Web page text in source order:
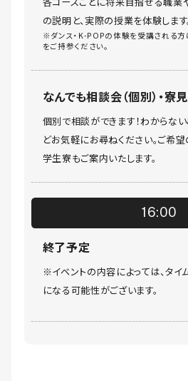
の説明と、実際の授業を体験します
※ダンス・K-POPの体験を受講される方
をご持参ください。
なんでも相談会（個別）・寮
個別で相談ができます！わからな
どお気軽にお尋ねください。ご希
学生寮もご案内いたします。
16:00
終了予定
※イベントの内容によっては、タイ
になる可能性がございます。